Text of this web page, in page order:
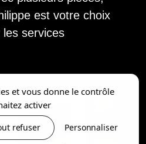
est votre choix
services
et vous donne le contrôle
activer
refuser Personnaliser